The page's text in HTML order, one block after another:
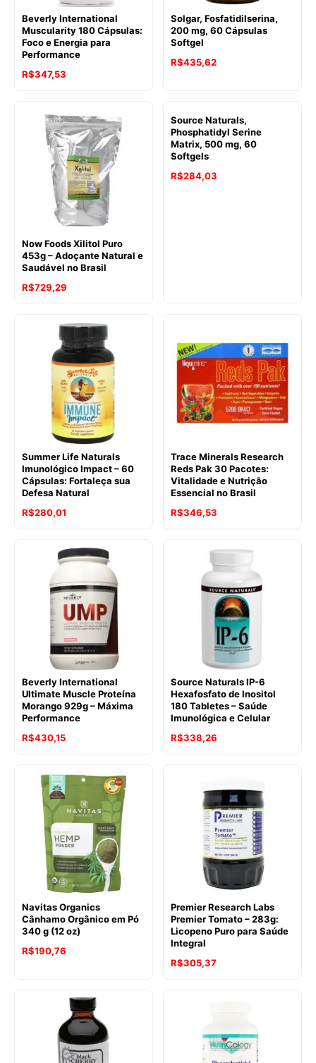
Beverly International
Muscularity 180 Cápsulas:
Foco e Energia para
Performance
R$347,53
Solgar, Fosfatidilserina,
200 mg, 60 Cápsulas
Softgel
R$435,62
Now Foods Xilitol Puro
453g – Adoçante Natural e
Saudável no Brasil
R$729,29
Source Naturals,
Phosphatidyl Serine
Matrix, 500 mg, 60
Softgels
R$284,03
Summer Life Naturals
Imunológico Impact – 60
Cápsulas: Fortaleça sua
Defesa Natural
R$280,01
Trace Minerals Research
Reds Pak 30 Pacotes:
Vitalidade e Nutrição
Essencial no Brasil
R$346,53
Beverly International
Ultimate Muscle Proteína
Morango 929g – Máxima
Performance
R$430,15
Source Naturals IP-6
Hexafosfato de Inositol
180 Tabletes – Saúde
Imunológica e Celular
R$338,26
Navitas Organics
Cânhamo Orgânico em Pó
340 g (12 oz)
R$190,76
Premier Research Labs
Premier Tomato – 283g:
Licopeno Puro para Saúde
Integral
R$305,37